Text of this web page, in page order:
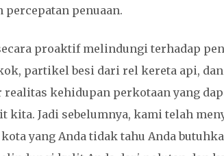
penuaan.
proaktif melindungi terhadap
partikel besi dari rel kereta api,
kehidupan perkotaan yang
kita. Jadi sebelumnya, kami telah
yang Anda tidak tahu Anda